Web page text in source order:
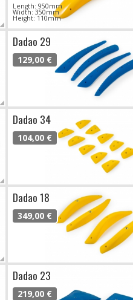
Length: 950mm
Width: 350mm
Height: 110mm
Dadao 29
129,00 €
Dadao 34
104,00 €
Dadao 18
349,00 €
Dadao 23
219,00 €